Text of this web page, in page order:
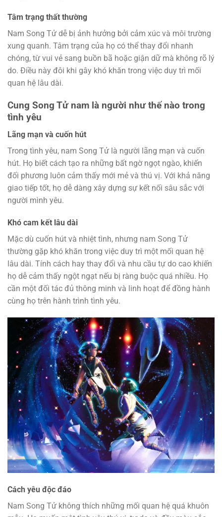
Tâm trạng thất thường
Nam Song Tử dễ bị ảnh hưởng bởi cảm xúc và môi trường
xung quanh. Tâm trạng của họ có thể thay đổi nhanh
chóng, từ vui vẻ sang buồn bã hoặc giận dữ mà không rõ lý
do. Điều này đôi khi gây khó khăn trong việc duy trì mối
quan hệ lâu dài.
Cung Song Tử nam là người như thế nào trong
tình yêu
Lãng mạn và cuốn hút
Trong tình yêu, nam Song Tử là người lãng mạn và cuốn
hút. Họ biết cách tạo ra những bất ngờ ngọt ngào, khiến
đối phương luôn cảm thấy mới mẻ và thú vị. Với khả năng
giao tiếp tốt, họ dễ dàng xây dựng sự kết nối sâu sắc với
người mình yêu.
Khó cam kết lâu dài
Mặc dù cuốn hút và nhiệt tình, nhưng nam Song Tử
thường gặp khó khăn trong việc duy trì một mối quan hệ
lâu dài. Tính cách hay thay đổi và nhu cầu tự do cao khiến
họ dễ cảm thấy ngột ngạt nếu bị ràng buộc quá nhiều. Họ
cần một đối tác đủ thông minh và linh hoạt để đồng hành
cùng họ trên hành trình tình yêu.
Cách yêu độc đáo
Nam Song Tử không thích những mối quan hệ quá khuôn